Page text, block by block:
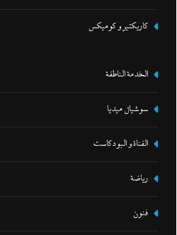
كاريكتير و كوميكس
الخدمة الناطقة
سوشيال ميديا
القناة و البودكاست
رياضة
فنون